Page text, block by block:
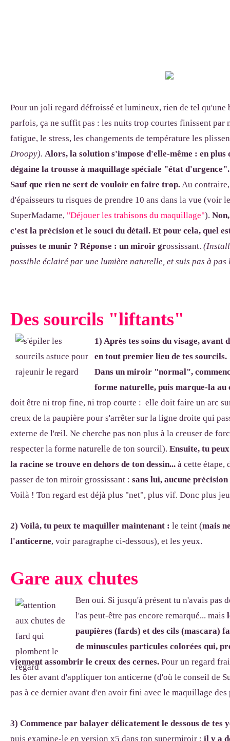
Pour un joli regard défroissé et lumineux, rien de tel qu'une
parfois, ça ne suffit pas : les nuits trop courtes finissent par
fatigue, le stress, les changements de température les
Droopy). Alors, la solution s'impose d'elle-même : en plus
dégaine la trousse à maquillage spéciale "état
Sauf que rien ne sert de vouloir en faire trop.Au
d'épaisseurs tu risques de prendre 10 ans dans la vue (voir
SuperMadame, "Déjouer les trahisons du maquillage").
c'est la précision et le souci du détail. Et pour cela, quel
puisses te munir ? Réponse : un miroir grossissant.
possible éclairé par une lumière naturelle, et suis pas à pas
Des sourcils "liftants"
1) Après tes soins du visage, avant
en tout premier lieu de tes sourcils.
Dans un miroir "normal",
forme naturelle, puis marque-la au
doit être ni trop fine, ni trop courte : elle doit faire un arc
creux de la paupière pour s'arrêter sur la ligne droite qui
externe de l'œil. Ne cherche pas non plus à la creuser de
respecter la forme naturelle de ton sourcil). Ensuite, tu
la racine se trouve en dehors de ton dessin... à cette étape,
passer de ton miroir grossissant : sans lui, aucune précision
Voilà ! Ton regard est déjà plus "net", plus vif. Donc plus
2) Voilà, tu peux te maquiller maintenant : le teint (mais
l'anticerne, voir paragraphe ci-dessous), et les yeux.
Gare aux chutes
Ben oui. Si jusqu'à présent tu n'avais pas
l'as peut-être pas encore remarqué... mais
paupières (fards) et des cils (mascara)
de minuscules particules colorées qui,
viennent assombrir le creux des cernes. Pour un regard
les ôter avant d'appliquer ton anticerne (d'où le conseil de
pas à ce dernier avant d'en avoir fini avec le maquillage
3) Commence par balayer délicatement le dessous de tes
puis examine-le en version x5 dans ton supermiroir : il y a